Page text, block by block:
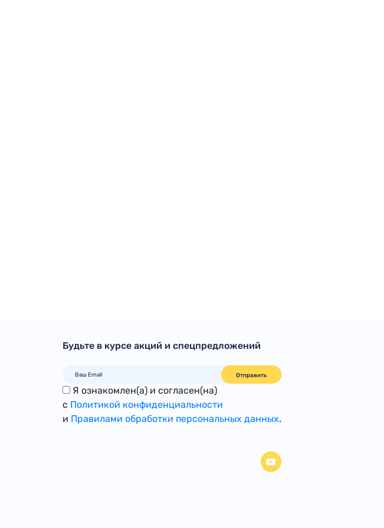
Будьте в курсе акций и спецпредложений
Отправить
Я ознакомлен(а) и согласен(на)
с Политикой конфиденциальности
и Правилами обработки персональных данных.